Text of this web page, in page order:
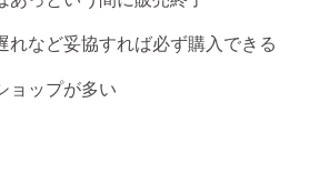
れなど妥協すれば必ず購入できる
ョップが多い